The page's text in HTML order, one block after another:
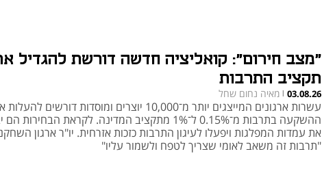
"מצב חירום": קואליציה חדשה דורשת להגדיל
תקציב התרבות
03.08.26
| מאיה נחום שחל
עשרות ארגונים המייצגים יותר מ־10,000 יוצרים ומוסדות דורשים
ההשקעה בתרבות מ־0.15% ל־1% מתקציב המדינה. לקראת הבחירות
את עמדות המפלגות ויפעלו לעיגון התרבות כזכות אזרחית. יו"ר ארגון
"תרבות זה משאב לאומי שצריך לטפח ולשמור עליו"